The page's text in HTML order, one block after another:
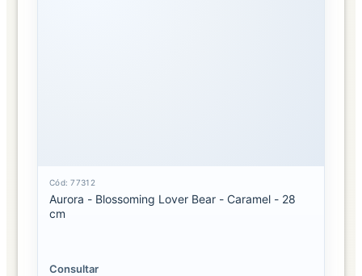
Cód: 77312
Aurora - Blossoming Lover Bear - Caramel - 28
cm
Consultar